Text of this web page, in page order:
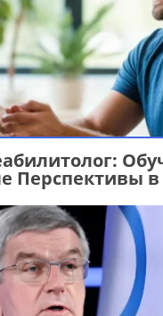
Перспективы в